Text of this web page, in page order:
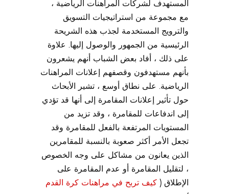
المستهدف لشركات المراهنات الرياضية ،
مع مجموعة من استراتيجيات التسويق
والترويج المستخدمة لجذب هذه الشريحة
الرئيسية من الجمهور والوصول إليها. علاوة
على ذلك ، أفاد بعض الشباب أنهم يشعرون
بأنهم مستهدفون وقصفهم إعلانات المراهنات
الرياضية. على نطاق أوسع ، تشير الأبحاث
حول تأثير إعلانات المقامرة إلى أنها قد تؤدي
إلى اندفاعات للمقامرة ، وقد تزيد من
المستويات المرتفعة بالفعل للمقامرة وقد
تجعل الأمر أكثر صعوبة بالنسبة للمقامرين
الذين يعانون من مشاكل على وجه الخصوص
، لتقليل المقامرة أو عدم المقامرة على
الإطلاق ( كيف تربح في مراهنات كرة القدم